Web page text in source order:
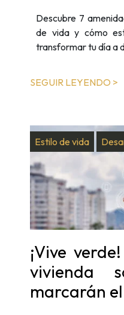
Descubre 7
de vida y cómo
transformar tu día a
SEGUIR LEYENDO >
Estilo de vida
¡Vive
vivienda
marcarán